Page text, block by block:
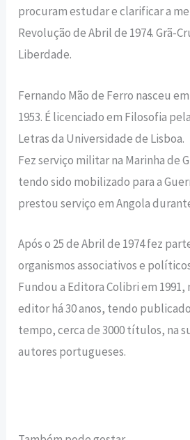
procuram estudar e clarificar a
Revolução de Abril de 1974. Grã-
Liberdade.
Fernando Mão de Ferro nasceu
1953. É licenciado em Filosofia
Letras da Universidade de Lisboa.
Fez serviço militar na Marinha de
tendo sido mobilizado para a
prestou serviço em Angola
Após o 25 de Abril de 1974 fez
organismos associativos e
Fundou a Editora Colibri em
editor há 30 anos, tendo
tempo, cerca de 3000 títulos, na
autores portugueses.